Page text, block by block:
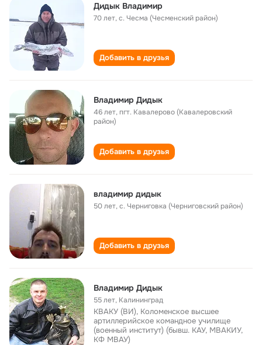
Дидык Владимир
70 лет,с. Чесма (Чесменский район)
Добавить в друзья
Владимир Дидык
46 лет,пгт. Кавалерово (Кавалеровский
район)
Добавить в друзья
владимир дидык
50 лет,с. Черниговка (Черниговский район)
Добавить в друзья
Владимир Дидык
55 лет, Калининград
КВАКУ (ВИ), Коломенское высшее
артиллерийское командное училище
(военный институт) (бывш. КАУ, МВАКИУ,
КФ МВАУ)